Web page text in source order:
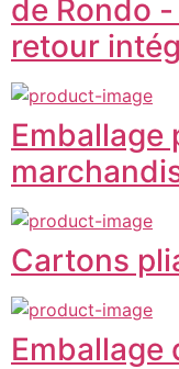
de Rondo
retour
Emballage
Cartons
Emballage